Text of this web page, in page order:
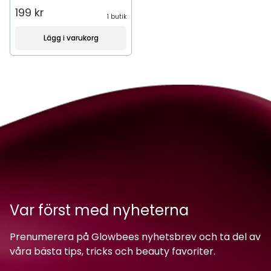
199 kr 1 butik
Lägg i varukorg
Var först med nyheterna
Prenumerera på Glowbees nyhetsbrev och ta del av
våra bästa tips, tricks och beauty favoriter.